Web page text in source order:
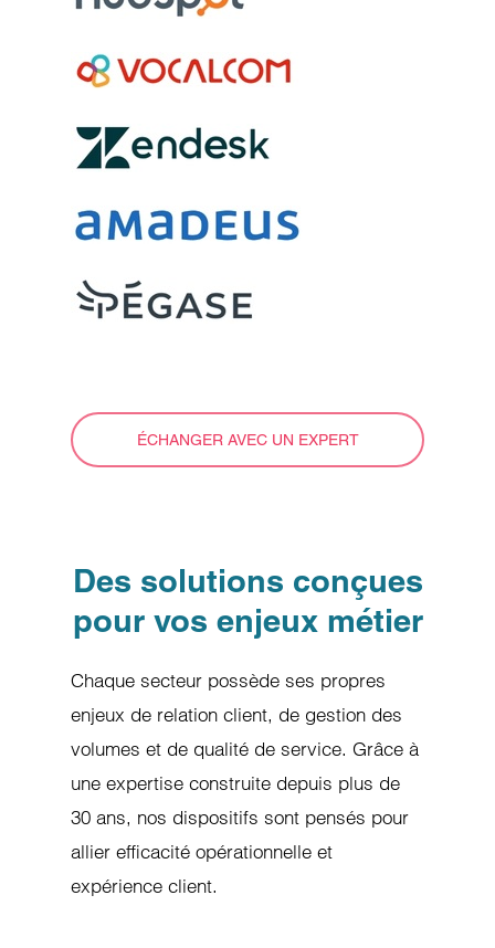
ÉCHANGER AVEC UN EXPERT
Des solutions conçues
pour vos enjeux métier
Chaque secteur possède ses propres
enjeux de relation client, de gestion des
volumes et de qualité de service. Grâce à
une expertise construite depuis plus de
30 ans, nos dispositifs sont pensés pour
allier efficacité opérationnelle et
expérience client.